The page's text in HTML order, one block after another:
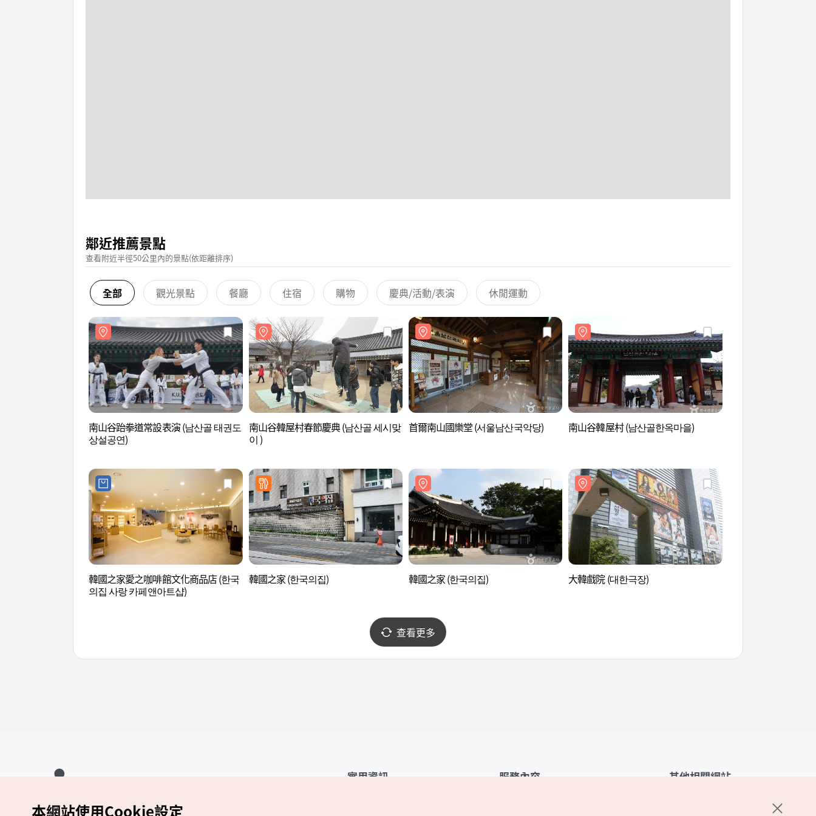
鄰近推薦景點
查看附近半徑50公里內的景點(依距離排序)
全部 觀光景點 餐廳 住宿 購物 慶典/活動/表演 休閒運動
南山谷跆拳道常設表演 (남산골 태권도
상설공연)
南山谷韓屋村春節慶典 (남산골 세시맞
이 )
首爾南山國樂堂 (서울남산국악당) 南山谷韓屋村 (남산골한옥마을)
韓國之家愛之咖啡館文化商品店 (한국
의집 사랑 카페앤아트샵)
韓國之家 (한국의집) 韓國之家 (한국의집) 大韓戲院 (대한극장)
查看更多
實用資訊 服務內容 其他相關網站
Copyrights (c) 韓國觀光公社版權所有
本網站使用Cookie設定